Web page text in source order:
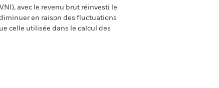
avec le revenu brut réinvesti le
en raison des fluctuations
celle utilisée dans le calcul des